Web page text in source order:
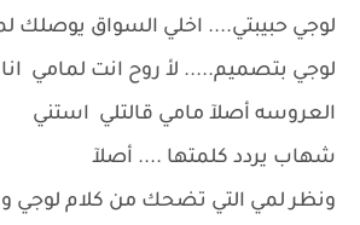
لوجي حبيبتي.... اخلي السواق يوصلك
لوجي بتصميم..... لأ روح انت لمامي
العروسه أصلآ مامي قالتلي استني
شهاب يردد كلمتها .... أصلآ
ونظر لمي التي تضحك من كلام لوجي